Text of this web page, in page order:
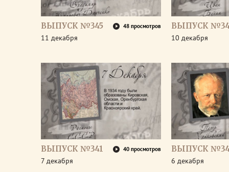
ВЫПУСК №345 48 просмотров
11 декабря
ВЫПУСК
10 декабря
ВЫПУСК №341 40 просмотров
7 декабря
ВЫПУСК
6 декабря